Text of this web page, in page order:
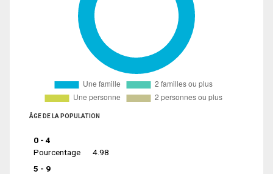
ÂGE DE LA POPULATION
0 - 4
Pourcentage
4.98
5 - 9